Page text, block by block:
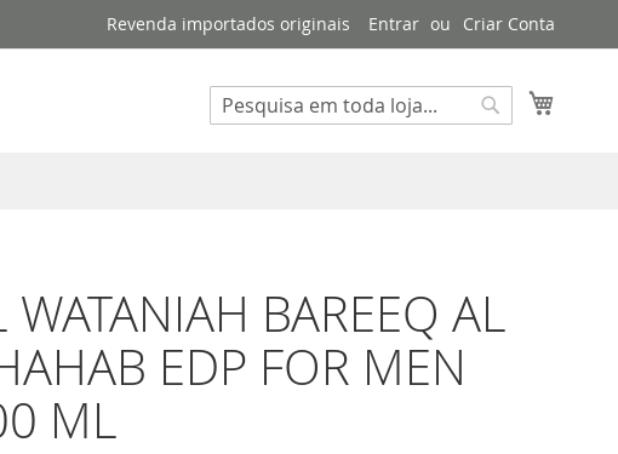
Revenda importados originais Entrar Criar Conta
Buscar
WATANIAH BAREEQ AL
EDP FOR MEN
ML